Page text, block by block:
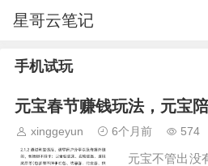
星哥云笔记
手机试玩
元宝春节赚钱玩法，元宝
xinggeyun 6个月前 574
元宝不管出没